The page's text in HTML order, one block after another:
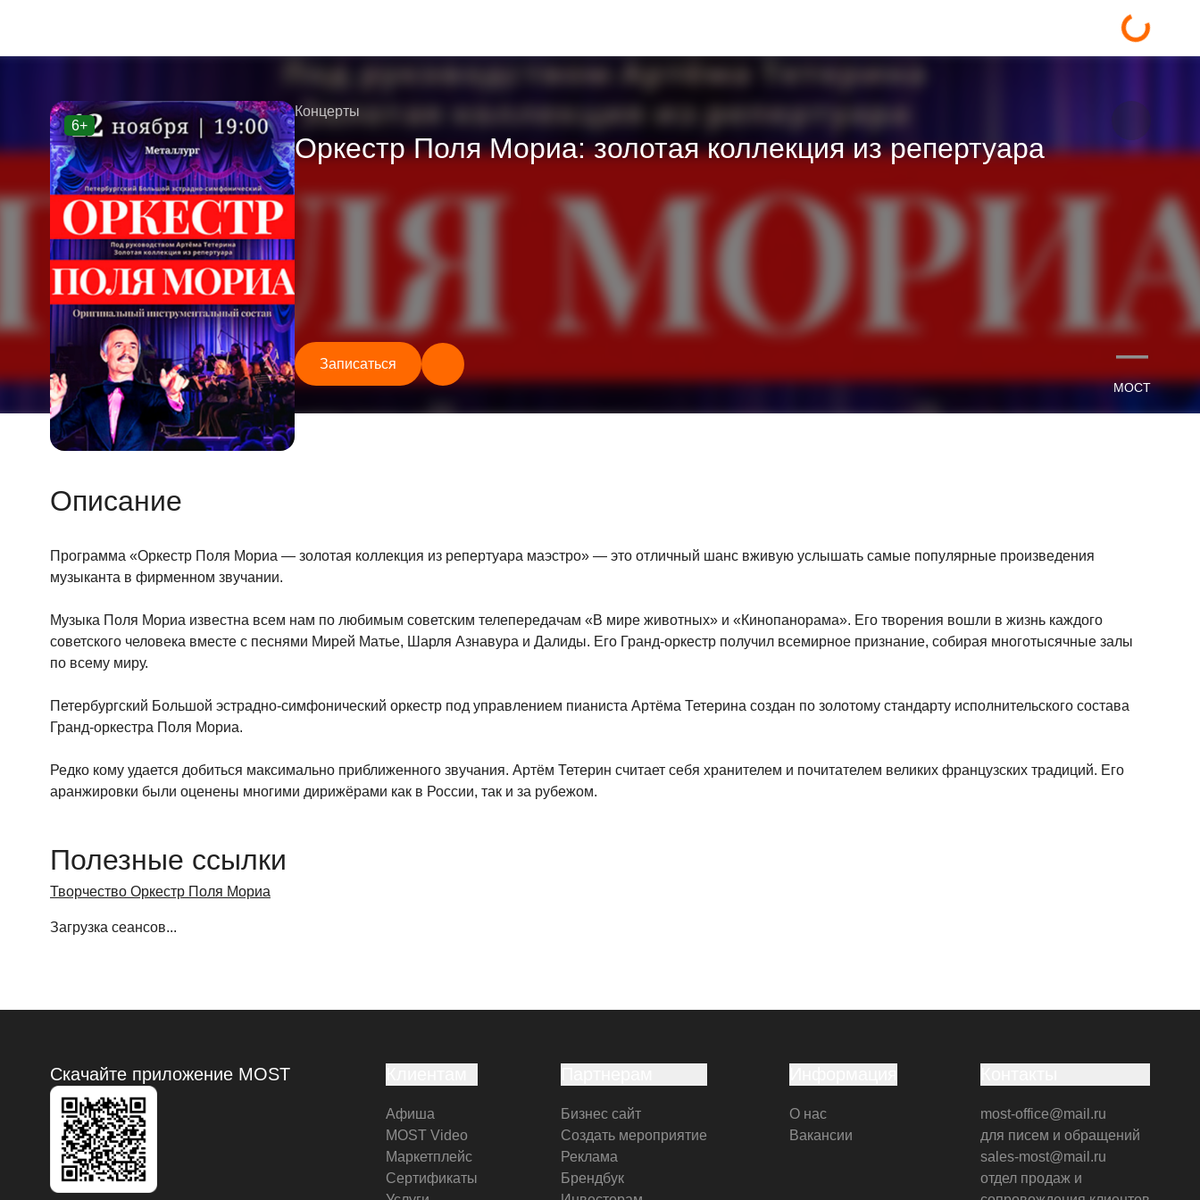
6+
Концерты
Оркестр Поля Мориа: золотая коллекция из репертуара
Записаться —
МОСТ
Описание
Программа «Оркестр Поля Мориа — золотая коллекция из репертуара маэстро» — это отличный шанс вживую услышать самые популярные произведения
музыканта в фирменном звучании.
Музыка Поля Мориа известна всем нам по любимым советским телепередачам «В мире животных» и «Кинопанорама». Его творения вошли в жизнь каждого
советского человека вместе с песнями Мирей Матье, Шарля Азнавура и Далиды. Его Гранд-оркестр получил всемирное признание, собирая многотысячные залы
по всему миру.
Петербургский Большой эстрадно-симфонический оркестр под управлением пианиста Артёма Тетерина создан по золотому стандарту исполнительского состава
Гранд-оркестра Поля Мориа.
Редко кому удается добиться максимально приближенного звучания. Артём Тетерин считает себя хранителем и почитателем великих французских традиций. Его
аранжировки были оценены многими дирижёрами как в России, так и за рубежом.
Полезные ссылки
Творчество Оркестр Поля Мориа
Загрузка сеансов...
Скачайте приложение MOST
Афиша
MOST Video
Маркетплейс
Сертификаты
Бизнес сайт
Создать мероприятие
Реклама
Брендбук
О нас
Вакансии
most-office@mail.ru
для писем и обращений
sales-most@mail.ru
отдел продаж и